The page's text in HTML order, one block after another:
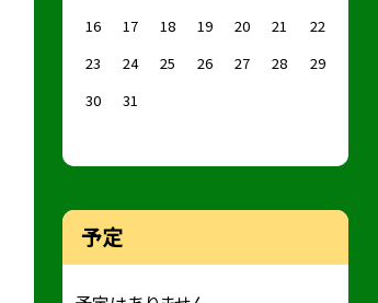
16
17 18 19 20 21
22
23
24 25 26 27 28
29
30
31
予定